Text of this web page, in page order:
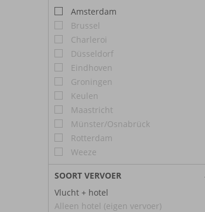
Amsterdam
Brussel
Charleroi
Düsseldorf
Eindhoven
Groningen
Keulen
Maastricht
Münster/Osnabrück
Rotterdam
Weeze
SOORT VERVOER
Vlucht + hotel
Alleen hotel (eigen vervoer)